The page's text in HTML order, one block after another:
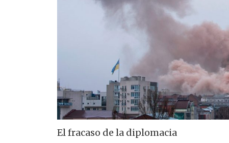
El fracaso de la diplomacia